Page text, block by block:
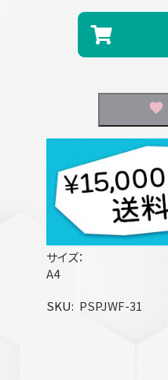
サイズ：
A4
SKU
PSPJWF-31